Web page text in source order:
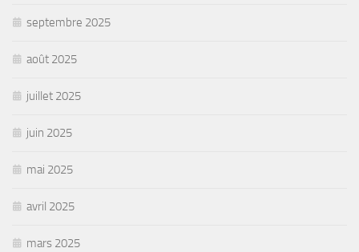
septembre 2025
août 2025
juillet 2025
juin 2025
mai 2025
avril 2025
mars 2025